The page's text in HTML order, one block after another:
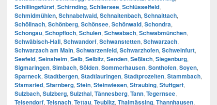
Schillingsfürst, Schirnding, Schliersee, Schlüsselfeld,
Schmidmühlen, Schnabelwaid, Schnaitenbach, Schnaittach,
Schöllnach, Schönberg, Schönsee, Schönwald, Schondra,
Schongau, Schopfloch, Schulen, Schwabach, Schwabmünchen,
Schwäbisch-Hall, Schwandorf, Schwanstetten, Schwarzach,
Schwarzach am Main, Schwarzenfeld, Schwarzhofen, Schweinfurt,
Seefeld, Seinsheim, Selb, Selbitz, Senden, Seßlach, Siegenburg,
Sigmaringen, Simbach, Sölden, Sommerhausen, Sonthofen, Soyen,
Sparneck, Stadtbergen, Stadtlauringen, Stadtprozelten, Stammbach,
Stamsried, Starnberg, Stein, Steinwiesen, Straubing, Stuttgart,
Sulzbach, Sulzberg, Sulzthal, Tännesberg, Tann, Tegernsee,
Teisendorf, Teisnach, Tettau, Teublitz, Thalmässing, Thannhausen,